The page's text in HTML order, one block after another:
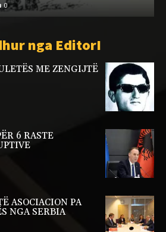
0
nga EditorI
ME ZENGIJTË
6 RASTE
ASOCIACION PA
NGA SERBIA